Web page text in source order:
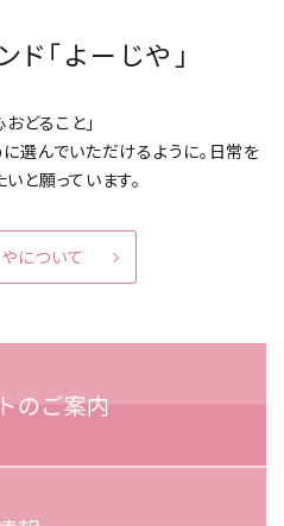
「よーじや」
おどること」
選んでいただけるように。 日常を
と願っています。
について